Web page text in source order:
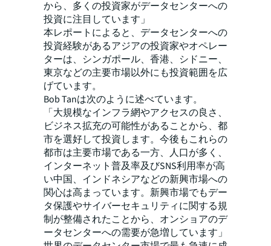
から、多くの投資家がデータセンターへの
投資に注目しています」
本レポートによると、データセンターへの
投資経験があるアジアの投資家やオペレー
ターは、シンガポール、香港、シドニー、
東京などの主要市場以外にも投資範囲を広
げています。
Bob Tanは次のように述べています。
「大規模なインフラ網やアクセスの良さ、
ビジネス拡充の可能性があることから、都
市を選好して投資します。今後もこれらの
都市は主要市場である一方、人口が多く、
インターネット普及率及びSNS利用率が高
い中国、インドネシアなどの新興市場への
関心は高まっています。新興市場でもデー
タ保護やサイバーセキュリティに関する規
制が整備されたことから、オンショアのデ
ータセンターへの需要が急増しています」